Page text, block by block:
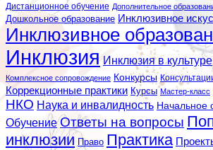
Дистанционное обучение Дополнительное
Дошкольное образование Инклюзивное
Инклюзивное
Инклюзия Инклюзия в культуре
Комплексное сопровождение Конкурсы
Коррекционные практики Курсы Мастер-класс
НКО Наука и инвалидность Начальное
Обучение Ответы на вопросы
инклюзии Право Практика